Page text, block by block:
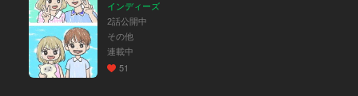
インディーズ
2話公開中
その他
連載中
51